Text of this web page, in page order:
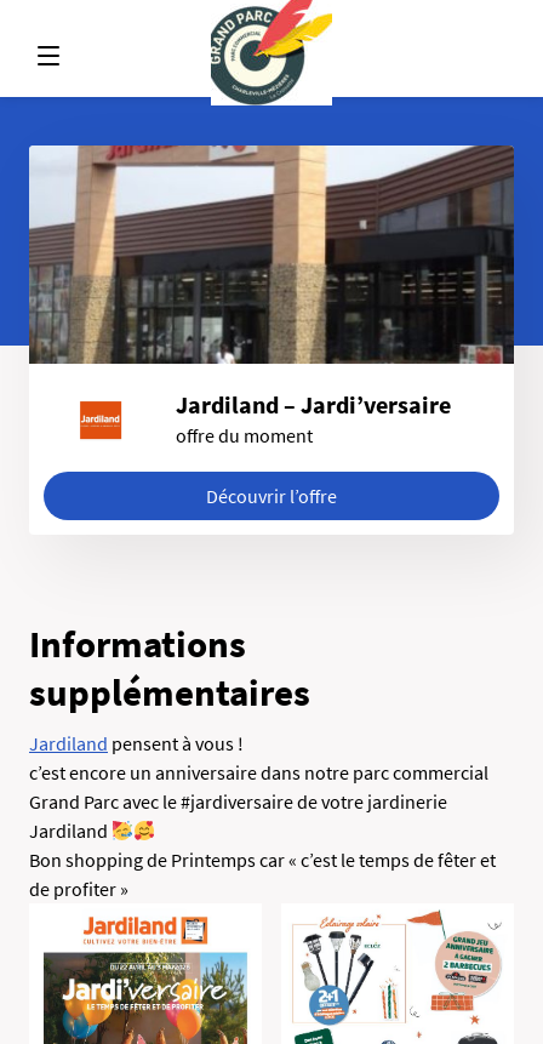
Jardiland – Jardi’versaire
offre du moment
Découvrir l’offre
Informations
supplémentaires
Jardiland pensent à vous !
c’est encore un anniversaire dans notre parc commercial
Grand Parc avec le #jardiversaire de votre jardinerie
Jardiland
Bon shopping de Printemps car « c’est le temps de fêter et
de profiter »